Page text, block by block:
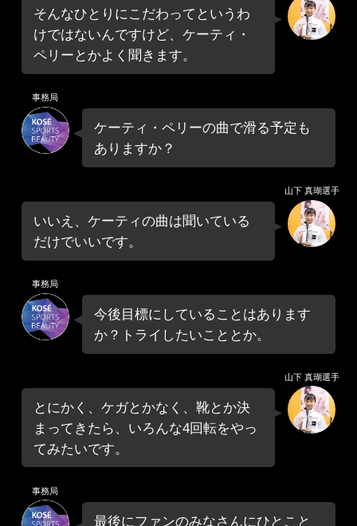
そんなひとりにこだわってというわ
けではないんですけど、ケーティ・
ペリーとかよく聞きます。
事務局
ケーティ・ペリーの曲で滑る予定も
ありますか？
いいえ、ケーティの曲は聞いている
だけでいいです。
山下 真瑚選手
事務局
今後目標にしていることはあります
か？トライしたいこととか。
とにかく、ケガとかなく、靴とか決
まってきたら、いろんな4回転をやっ
てみたいです。
山下 真瑚選手
事務局
最後にファンのみなさんにひとこと